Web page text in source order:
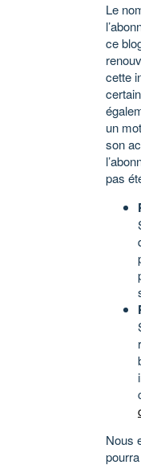
Le
ce
cette
un
son
pas
Nous